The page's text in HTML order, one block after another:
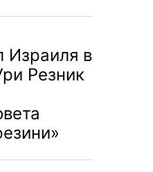
Израиля в
Резник